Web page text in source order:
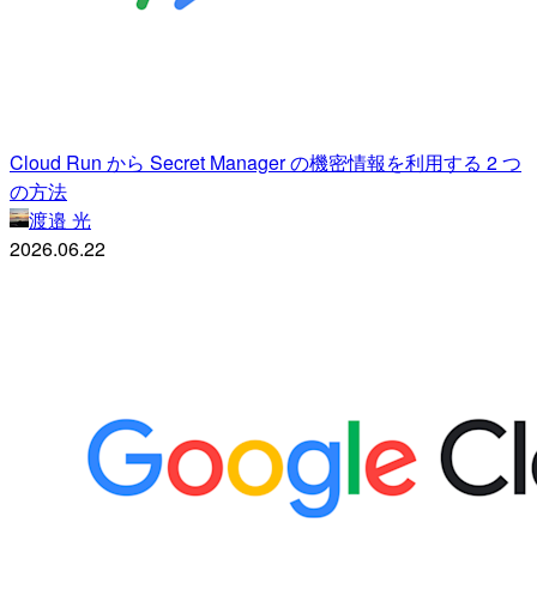
Cloud Run から Secret Manager の機密情報を利用する 2 つ
の方法
渡邉 光
2026.06.22